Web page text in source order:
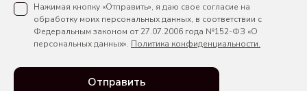
Нажимая кнопку «Отправить», я даю свое согласие на
обработку моих персональных данных, в соответствии с
Федеральным законом от 27.07.2006 года №152-ФЗ «О
персональных данных». Политика конфиденциальности.
Отправить